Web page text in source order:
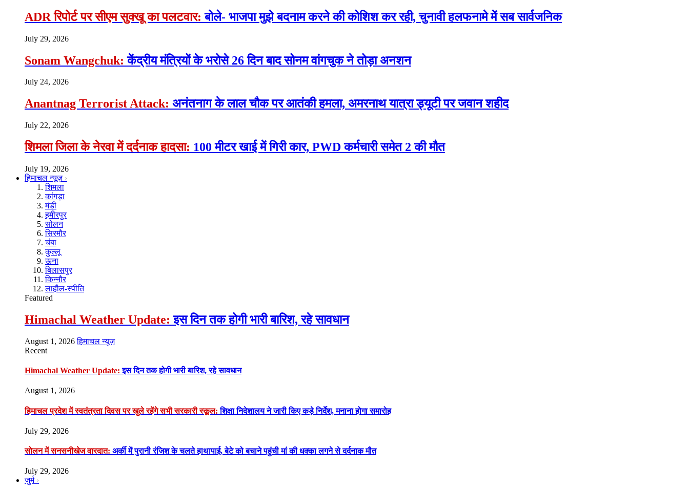
ADR रिपोर्ट पर सीएम सुक्खू का पलटवार: बोले- भाजपा मुझे बदनाम करने की कोशिश कर रही, चुनावी हलफनामे में सब सार्वजनिक
July 29, 2026
Sonam Wangchuk: केंद्रीय मंत्रियों के भरोसे 26 दिन बाद सोनम वांगचुक ने तोड़ा अनशन
July 24, 2026
Anantnag Terrorist Attack: अनंतनाग के लाल चौक पर आतंकी हमला, अमरनाथ यात्रा ड्यूटी पर जवान शहीद
July 22, 2026
शिमला जिला के नेरवा में दर्दनाक हादसा: 100 मीटर खाई में गिरी कार, PWD कर्मचारी समेत 2 की मौत
July 19, 2026
हिमाचल न्यूज़
शिमला
कांगड़ा
मंडी
हमीरपुर
सोलन
सिरमौर
चंबा
कुल्लू
ऊना
बिलासपुर
किन्नौर
लाहौल-स्पीति
Featured
Himachal Weather Update: इस दिन तक होगी भारी बारिश, रहे सावधान
August 1, 2026 हिमाचल न्यूज़
Recent
Himachal Weather Update: इस दिन तक होगी भारी बारिश, रहे सावधान
August 1, 2026
हिमाचल प्रदेश में स्वतंत्रता दिवस पर खुले रहेंगे सभी सरकारी स्कूल: शिक्षा निदेशालय ने जारी किए कड़े निर्देश, मनाना होगा समारोह
July 29, 2026
सोलन में सनसनीखेज वारदात: अर्की में पुरानी रंजिश के चलते हाथापाई, बेटे को बचाने पहुंची मां की धक्का लगने से दर्दनाक मौत
July 29, 2026
जुर्म